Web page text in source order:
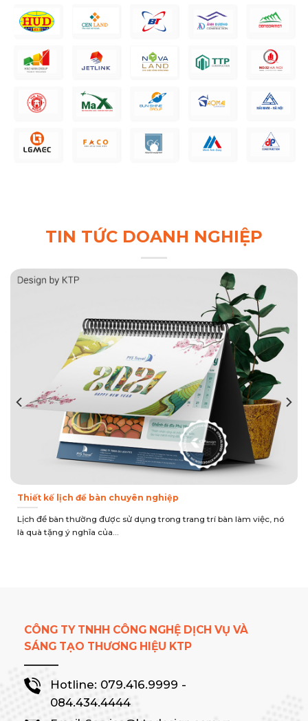
Lịch để bàn thường được sử dụng trong trang trí bàn làm việc, nó
SÁNG TẠO THƯƠNG HIỆU KTP
Hotline:
084.434.4444
Email: Service@ktpdesign.com.vn